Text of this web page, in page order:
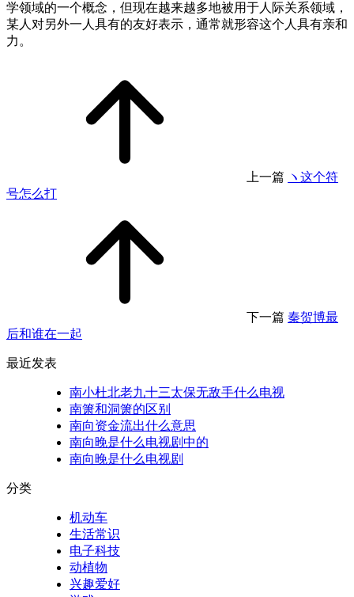
学领域的一个概念，但现在越来越多地被用于人际关系领域，
某人对另外一人具有的友好表示，通常就形容这个人具有亲和
力。
上一篇 ヽ这个符
号怎么打
下一篇 秦贺博最
后和谁在一起
最近发表
南小杜北老九十三太保无敌手什么电视
南箫和洞箫的区别
南向资金流出什么意思
南向晚是什么电视剧中的
南向晚是什么电视剧
分类
机动车
生活常识
电子科技
动植物
兴趣爱好